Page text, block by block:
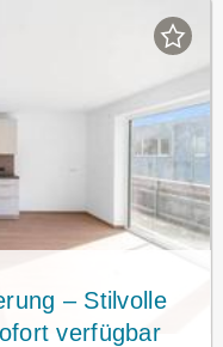
– Stilvolle
verfügbar